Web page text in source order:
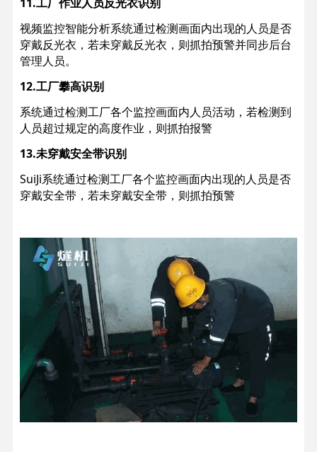
视频监控智能分析系统通过检测画面内出现的人员是否
穿戴反光衣，若未穿戴反光衣，则抓拍预警并同步后台
管理人员。
12.工厂攀高识别
系统通过检测工厂各个监控画面内人员活动，若检测到
人员超过规定的高度作业，则抓拍报警
13.未穿戴安全带识别
SuiJi系统通过检测工厂各个监控画面内出现的人员是否
穿戴安全带，若未穿戴安全带，则抓拍预警